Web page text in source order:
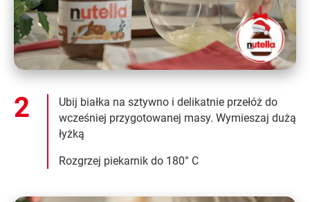
Ubij białka na sztywno i delikatnie przełóż do
wcześniej przygotowanej masy. Wymieszaj dużą
łyżką
Rozgrzej piekarnik do 180° C